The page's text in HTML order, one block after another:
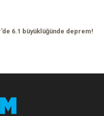
6.1 büyüklüğünde deprem!